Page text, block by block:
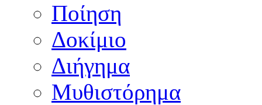
Ποίηση
Δοκίμιο
Διήγημα
Μυθιστόρημα